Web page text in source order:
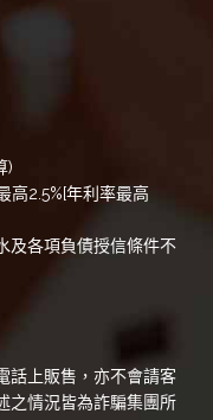
)
高2.5%[年利率最高
及各項負債授信條件不
話上販售，亦不會請客
之情況皆為詐騙集團所